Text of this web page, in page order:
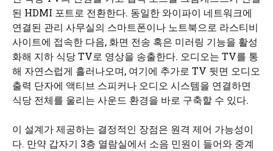
된 HDMI 포트로 전환한다. 동일한 와이파이 네트워크에
연결된 관리 사무실의 스마트폰이나 노트북으로 라스티비
사이트에 접속한 다음, 화면 전송 혹은 미러링 기능을 활성
화해 지하 식당 TV로 영상을 송출한다. 오디오는 TV를 통
해 자연스럽게 흘러나오며, 여기에 추가로 TV 뒷면 오디오
출력 단자에 액티브 스피커나 오디오 시스템을 연결하면
식당 전체를 울리는 사운드 환경을 바로 구축할 수 있다.
이 설계가 제공하는 결정적인 장점은 원격 제어 가능성이
다. 만약 갑자기 3층 열람실에서 소음 민원이 들어와 중계